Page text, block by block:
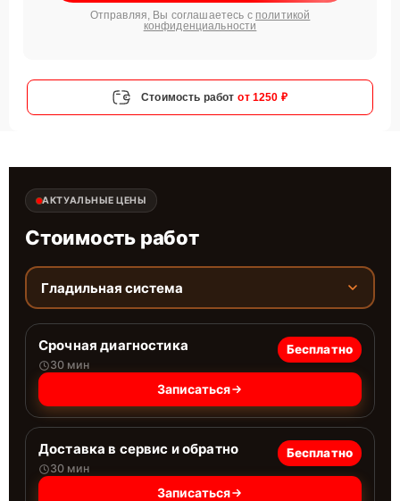
Отправляя, Вы соглашаетесь с политикой
конфиденциальности
Стоимость работ от 1250 ₽
АКТУАЛЬНЫЕ ЦЕНЫ
Стоимость работ
Гладильная система
Срочная диагностика
30 мин
Бесплатно
Записаться
Доставка в сервис и обратно
30 мин
Бесплатно
Записаться